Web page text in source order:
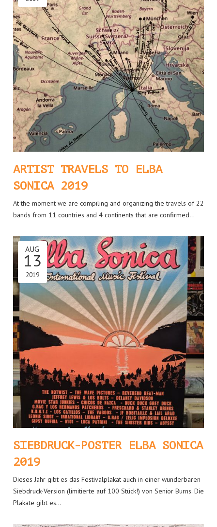
ARTIST TRAVELS TO ELBA
SONICA 2019
At the moment we are compiling and organizing the travels of 22
bands from 11 countries and 4 continents that are confirmed…
SIEBDRUCK-POSTER ELBA SONICA
2019
AUG
13
2019
Dieses Jahr gibt es das Festivalplakat auch in einer wunderbaren
Siebdruck-Version (limitierte auf 100 Stück!) von Senior Burns. Die
Plakate gibt es…